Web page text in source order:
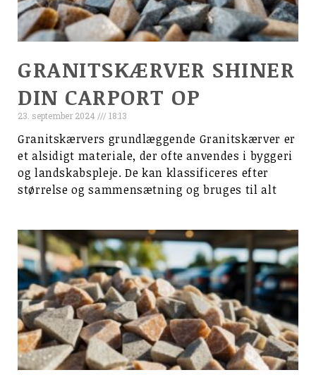
GRANITSKÆRVER SHINER
DIN CARPORT OP
23. september 2024 18:13
Granitskærvers grundlæggende Granitskærver er
et alsidigt materiale, der ofte anvendes i byggeri
og landskabspleje. De kan klassificeres efter
størrelse og sammensætning og bruges til alt